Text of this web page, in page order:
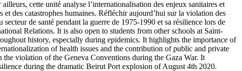
cette unité analyse l’internationalisation des enjeux sanitaires et
des catastrophes humaines. Réfléchir aujourd’hui sur la violation des
de santé pendant la guerre de 1975-1990 et sa résilience lors de
Relations. It is also open to students from other schools at Saint-
history, especially during epidemics. It highlights the importance of
of health issues and the contribution of public and private
violation of the Geneva Conventions during the Gaza War. It
during the dramatic Beirut Port explosion of August 4th 2020.